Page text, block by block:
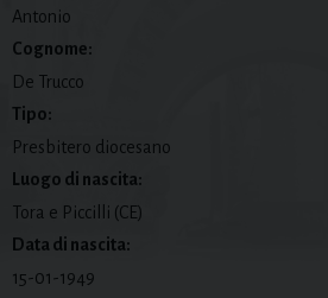
Antonio
Cognome:
De Trucco
Tipo:
Presbitero diocesano
Luogo di nascita:
Tora e Piccilli (CE)
Data di nascita:
15-01-1949